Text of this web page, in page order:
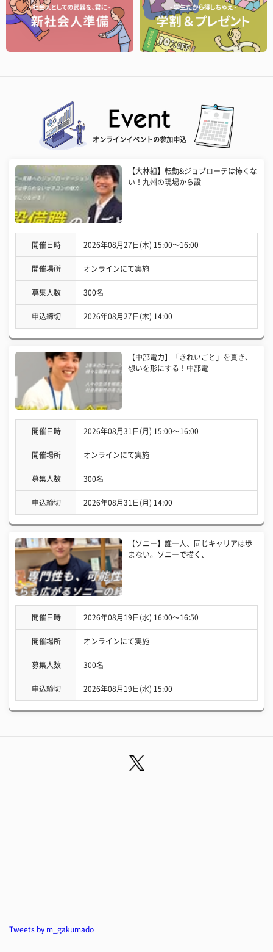
オンラインイベントの参加申込
【大林組】転勤&ジョブローテは怖くな
い！九州の現場から設
開催日時 2026年08月27日(木) 15:00〜16:00
開催場所 オンラインにて実施
募集人数 300名
申込締切 2026年08月27日(木) 14:00
【中部電力】「きれいごと」を貫き、
想いを形にする！中部電
開催日時 2026年08月31日(月) 15:00〜16:00
開催場所 オンラインにて実施
募集人数 300名
申込締切 2026年08月31日(月) 14:00
【ソニー】誰一人、同じキャリアは歩
まない。ソニーで描く、
開催日時 2026年08月19日(水) 16:00〜16:50
開催場所 オンラインにて実施
募集人数 300名
申込締切 2026年08月19日(水) 15:00
Tweets by m_gakumado